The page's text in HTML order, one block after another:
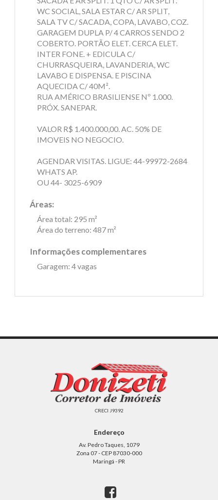
WC SOCIAL, SALA ESTAR C/ AR SPLIT,
SALA TV C/ SACADA, COPA, LAVABO, COZ.
GARAGEM DUPLA P/ 4 CARROS SENDO 2
COBERTO. PORTÃO ELET. CERCA ELET.
INTER FONE. + EDICULA C/
CHURRASQUEIRA, LAVANDERIA, WC
LAVABO E DISPENSA. E PISCINA
AQUECIDA C/ 40M².
RUA AMÉRICO BRASILIENSE Nº 1.000.
PRÓX. SANEPAR.
VALOR R$ 1.400.000,00. AC. 50% DE
IMOVEIS NO NEGOCIO.
AGENDAR VISITAS. LIGUE: 44-99972-2684
WHATS AP.
OU 44- 3025-6909
Áreas:
Área total: 295 m²
Área do terreno: 487 m²
Informações complementares
Garagem: 4 vagas
CRECI J9392
Endereço
Av. Pedro Taques, 1079
Zona 07 - CEP 87030-000
Maringá - PR